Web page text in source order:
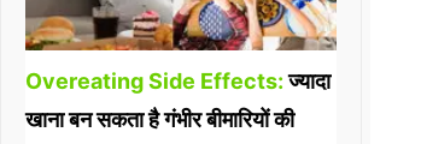
Overeating Side Effects:ज्यादा
खाना बन सकता है गंभीर बीमारियों की